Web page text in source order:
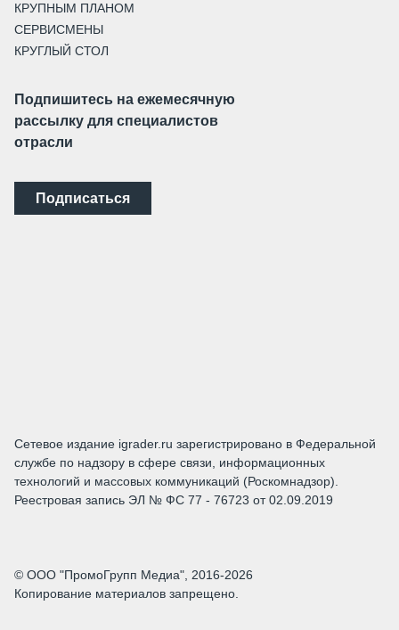
КРУПНЫМ ПЛАНОМ
СЕРВИСМЕНЫ
КРУГЛЫЙ СТОЛ
Подпишитесь на ежемесячную
рассылку для специалистов
отрасли
Подписаться
Сетевое издание igrader.ru зарегистрировано в Федеральной
службе по надзору в сфере связи, информационных
технологий и массовых коммуникаций (Роскомнадзор).
Реестровая запись ЭЛ № ФС 77 - 76723 от 02.09.2019
© ООО "ПромоГрупп Медиа", 2016-2026
Копирование материалов запрещено.